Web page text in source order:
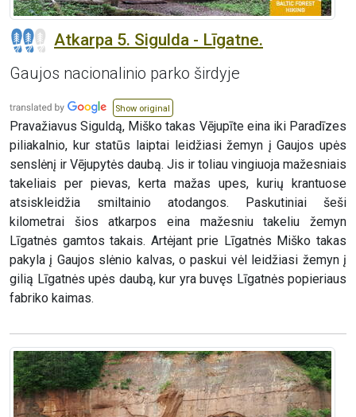
Atkarpa 5. Sigulda - Līgatne.
Gaujos nacionalinio parko širdyje
Show original
Pravažiavus Siguldą, Miško takas Vējupīte eina iki Paradīzes
piliakalnio, kur statūs laiptai leidžiasi žemyn į Gaujos upės
senslėnį ir Vējupytės daubą. Jis ir toliau vingiuoja mažesniais
takeliais per pievas, kerta mažas upes, kurių krantuose
atsiskleidžia smiltainio atodangos. Paskutiniai šeši
kilometrai šios atkarpos eina mažesniu takeliu žemyn
Līgatnės gamtos takais. Artėjant prie Līgatnės Miško takas
pakyla į Gaujos slėnio kalvas, o paskui vėl leidžiasi žemyn į
gilią Līgatnės upės daubą, kur yra buvęs Līgatnės popieriaus
fabriko kaimas.